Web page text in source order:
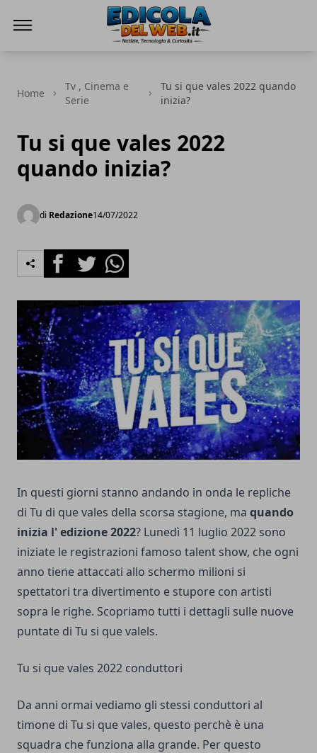
Home
Tv , Cinema e
Serie
Tu si que vales 2022 quando
inizia?
Tu si que vales 2022
quando inizia?
di Redazione14/07/2022
FacebookTwitterWhatsapp
In questi giorni stanno andando in onda le repliche
di Tu di que vales della scorsa stagione, ma quando
inizia l' edizione 2022? Lunedì 11 luglio 2022 sono
iniziate le registrazioni famoso talent show, che ogni
anno tiene attaccati allo schermo milioni si
spettatori tra divertimento e stupore con artisti
sopra le righe. Scopriamo tutti i dettagli sulle nuove
puntate di Tu si que valels.
Tu si que vales 2022 conduttori
Da anni ormai vediamo gli stessi conduttori al
timone di Tu si que vales, questo perchè è una
squadra che funziona alla grande. Per questo